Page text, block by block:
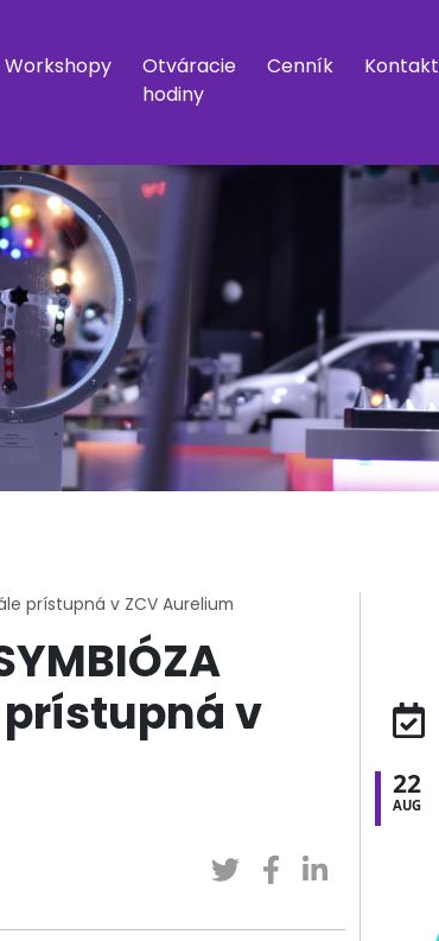
Workshopy
Otváracie
hodiny
Cenník Kontakt
prístupná v ZCV Aurelium
prístupná v
22
AUG